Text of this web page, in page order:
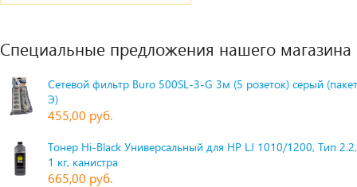
Специальные предложения нашего магазина
Сетевой фильтр Buro 500SL-3-G 3м (5 розеток) серый
Э)
455,00 руб.
Тонер Hi-Black Универсальный для HP LJ 1010/1200, Тип
1 кг, канистра
665,00 руб.